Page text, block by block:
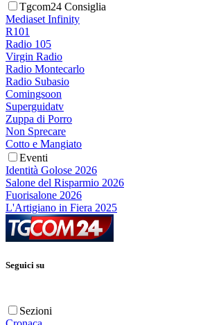
Tgcom24 Consiglia
Mediaset Infinity
R101
Radio 105
Virgin Radio
Radio Montecarlo
Radio Subasio
Comingsoon
Superguidatv
Zuppa di Porro
Non Sprecare
Cotto e Mangiato
Eventi
Identità Golose 2026
Salone del Risparmio 2026
Fuorisalone 2026
L'Artigiano in Fiera 2025
Seguici su
Sezioni